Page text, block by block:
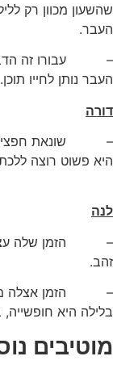
שהשעון מכוון רק
העבר.
– עבורו זה הדבר
העבר נותן לחייו תוכן.
דורה
– שונאת חפצים
היא פשוט רוצה
לנה
זהב.
– הזמן אצלה
בלילה היא
מוטיבים